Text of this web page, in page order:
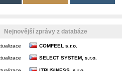
Nejnovější zprávy z databáze
COMFEEL s.r.o.
SELECT SYSTEM, s.r.o.